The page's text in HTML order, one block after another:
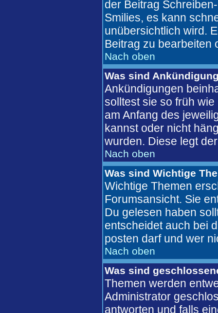
der Beitrag
Smilies, es kann
unübersichtlich wird.
Beitrag zu bearbeiten
Nach oben
Was sind
Ankündigungen
solltest sie so früh
am Anfang des
kannst oder nicht
wurden. Diese legt
Nach oben
Was sind Wichtige
Wichtige Themen
Forumsansicht. Sie
Du gelesen haben
entscheidet auch bei
posten darf und wer
Nach oben
Was sind
Themen werden
Administrator
antworten und falls